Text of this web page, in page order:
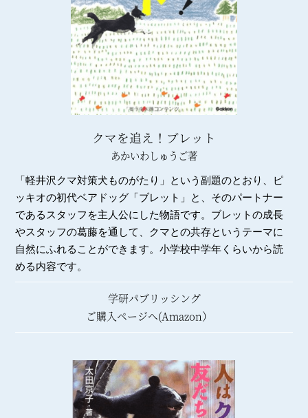
クマを追え！ブレット
あかいわしゅうご著
「軽井沢クマ対策犬ものがたり」という副題のとおり、ピ
ッキオの初代ベアドッグ「ブレット」と、そのパートナー
であるスタッフを主人公にした物語です。ブレットの成長
やスタッフの葛藤を通して、クマとの共存というテーマに
自然にふれることができます。小学校中学年くらいから読
める内容です。
学研パブリッシング
ご購入ページへ(Amazon）